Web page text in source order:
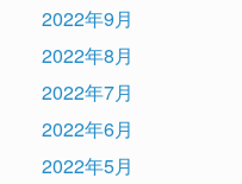
2022年9月
2022年8月
2022年7月
2022年6月
2022年5月